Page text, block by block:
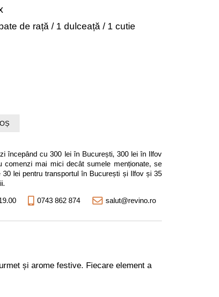
de rață / 1 dulceață / 1 cutie
începând cu 300 lei în București, 300 lei în Ilfov
comenzi mai mici decât sumele menționate, se
lei pentru transportul în București și Ilfov și 35
0743 862 874 salut@revino.ro
și arome festive. Fiecare element a